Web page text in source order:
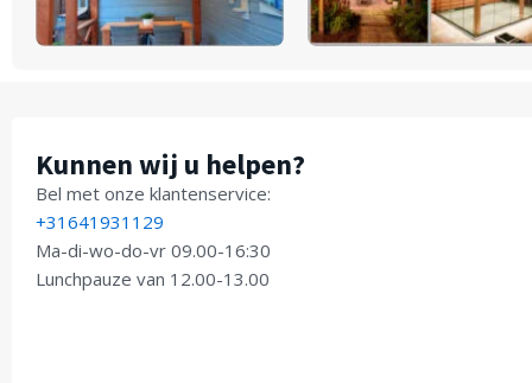
Kunnen wij u helpen?
Bel met onze klantenservice:
+31641931129
Ma-di-wo-do-vr 09.00-16:30
Lunchpauze van 12.00-13.00